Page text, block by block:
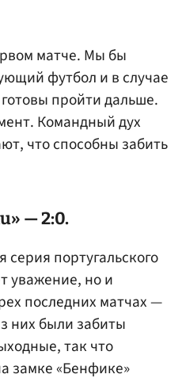
матче. Мы бы
футбол и в случае
пройти дальше.
Командный дух
что способны забить
— 2:0.
португальского
уважение, но и
последних матчах —
них были забиты
так что
замке «Бенфике»